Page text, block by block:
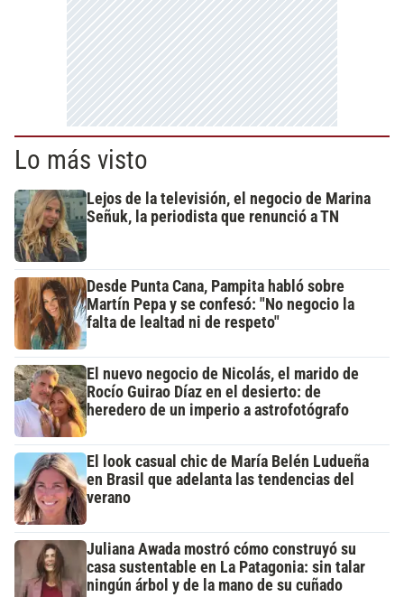
Lo más visto
Lejos de la televisión, el negocio de Marina
Señuk, la periodista que renunció a TN
Desde Punta Cana, Pampita habló sobre
Martín Pepa y se confesó: "No negocio la
falta de lealtad ni de respeto"
El nuevo negocio de Nicolás, el marido de
Rocío Guirao Díaz en el desierto: de
heredero de un imperio a astrofotógrafo
El look casual chic de María Belén Ludueña
en Brasil que adelanta las tendencias del
verano
Juliana Awada mostró cómo construyó su
casa sustentable en La Patagonia: sin talar
ningún árbol y de la mano de su cuñado